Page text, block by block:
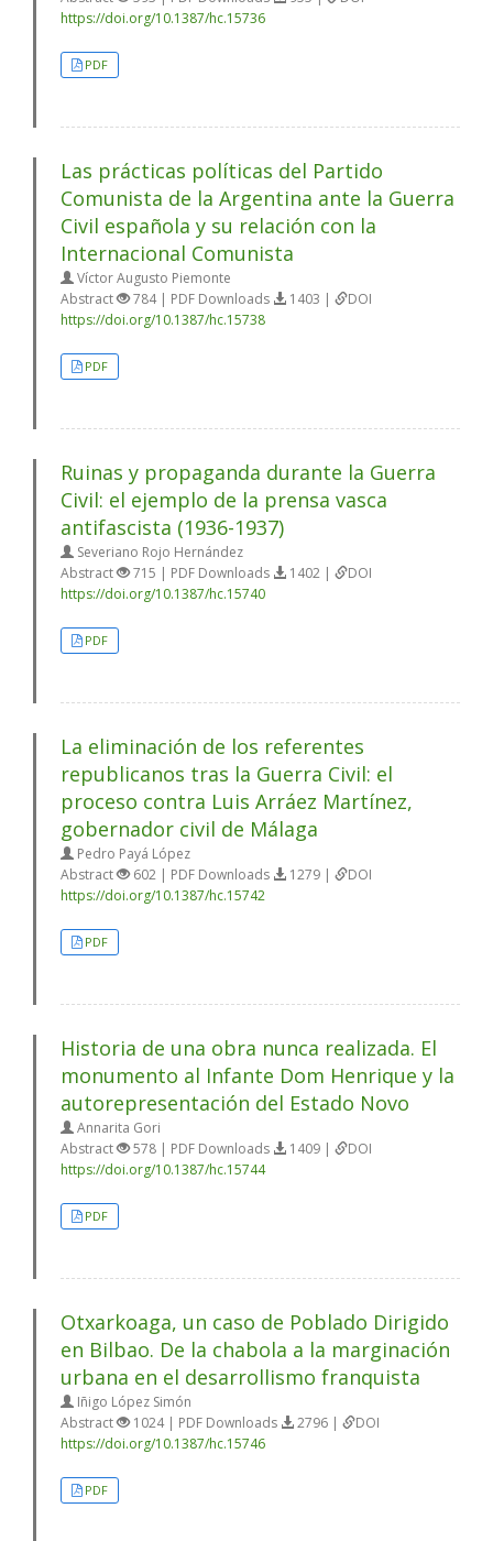
https://doi.org/10.1387/hc.15736
PDF
Las prácticas políticas del Partido
Comunista de la Argentina ante la Guerra
Civil española y su relación con la
Internacional Comunista
Víctor Augusto Piemonte
Abstract
784 | PDF Downloads 1403 |
DOI
https://doi.org/10.1387/hc.15738
PDF
Ruinas y propaganda durante la Guerra
Civil: el ejemplo de la prensa vasca
antifascista (1936-1937)
Severiano Rojo Hernández
Abstract
715 | PDF Downloads 1402 |
DOI
https://doi.org/10.1387/hc.15740
PDF
La eliminación de los referentes
republicanos tras la Guerra Civil: el
proceso contra Luis Arráez Martínez,
gobernador civil de Málaga
Pedro Payá López
Abstract
602 | PDF Downloads 1279 |
DOI
https://doi.org/10.1387/hc.15742
PDF
Historia de una obra nunca realizada. El
monumento al Infante Dom Henrique y la
autorepresentación del Estado Novo
Annarita Gori
Abstract
578 | PDF Downloads 1409 |
DOI
https://doi.org/10.1387/hc.15744
PDF
Otxarkoaga, un caso de Poblado Dirigido
en Bilbao. De la chabola a la marginación
urbana en el desarrollismo franquista
Iñigo López Simón
Abstract
1024 | PDF Downloads 2796 |
DOI
https://doi.org/10.1387/hc.15746
PDF